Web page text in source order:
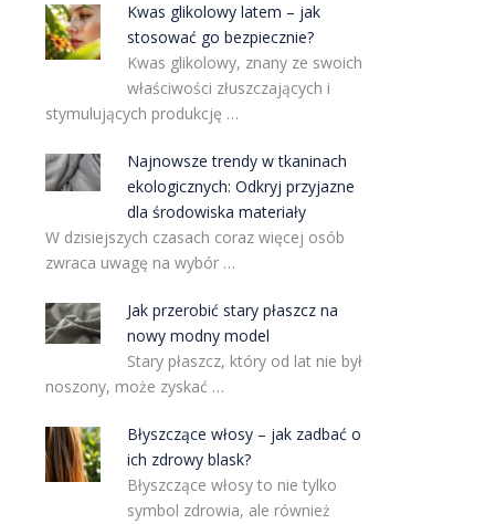
Kwas glikolowy latem – jak
stosować go bezpiecznie?
Kwas glikolowy, znany ze swoich
właściwości złuszczających i
stymulujących produkcję …
Najnowsze trendy w tkaninach
ekologicznych: Odkryj przyjazne
dla środowiska materiały
W dzisiejszych czasach coraz więcej osób
zwraca uwagę na wybór …
Jak przerobić stary płaszcz na
nowy modny model
Stary płaszcz, który od lat nie był
noszony, może zyskać …
Błyszczące włosy – jak zadbać o
ich zdrowy blask?
Błyszczące włosy to nie tylko
symbol zdrowia, ale również